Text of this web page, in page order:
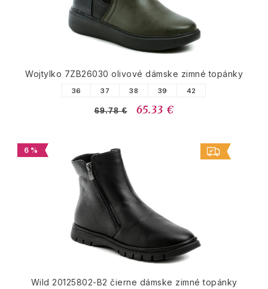
Wojtylko 7ZB26030 olivové dámske zimné topánky
36 37 38 39 42
69.78 € 65.33 €
6 %
Wild 20125802-B2 čierne dámske zimné topánky